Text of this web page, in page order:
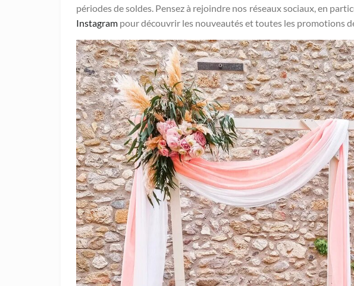
périodes de soldes. Pensez à rejoindre nos réseaux sociaux, en
Instagram pour découvrir les nouveautés et toutes les promotions